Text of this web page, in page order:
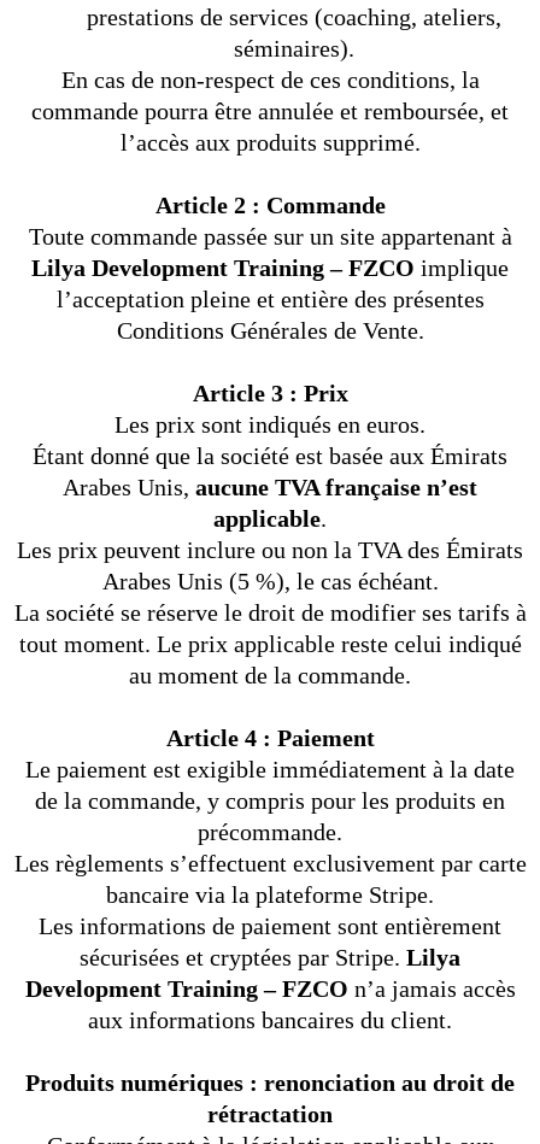
prestations de services (coaching, ateliers,
séminaires).
En cas de non-respect de ces conditions, la
commande pourra être annulée et remboursée, et
l’accès aux produits supprimé.
Article 2 : Commande
Toute commande passée sur un site appartenant à
Lilya Development Training – FZCO implique
l’acceptation pleine et entière des présentes
Conditions Générales de Vente.
Article 3 : Prix
Les prix sont indiqués en euros.
Étant donné que la société est basée aux Émirats
Arabes Unis, aucune TVA française n’est
applicable.
Les prix peuvent inclure ou non la TVA des Émirats
Arabes Unis (5 %), le cas échéant.
La société se réserve le droit de modifier ses tarifs à
tout moment. Le prix applicable reste celui indiqué
au moment de la commande.
Article 4 : Paiement
Le paiement est exigible immédiatement à la date
de la commande, y compris pour les produits en
précommande.
Les règlements s’effectuent exclusivement par carte
bancaire via la plateforme Stripe.
Les informations de paiement sont entièrement
sécurisées et cryptées par Stripe. Lilya
Development Training – FZCO n’a jamais accès
aux informations bancaires du client.
Produits numériques : renonciation au droit de
rétractation